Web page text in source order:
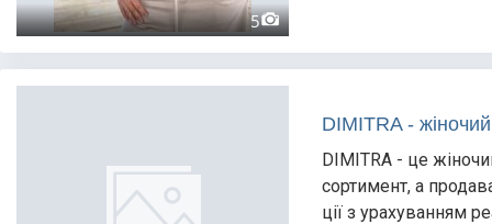
5
DIMITRA -
DIMITRA - це
сортимент, а
ції з урахуванням